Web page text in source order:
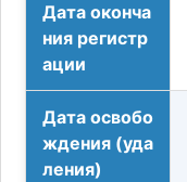
Дата оконча
ния регистр
ации
Дата освобо
ждения (уда
ления)